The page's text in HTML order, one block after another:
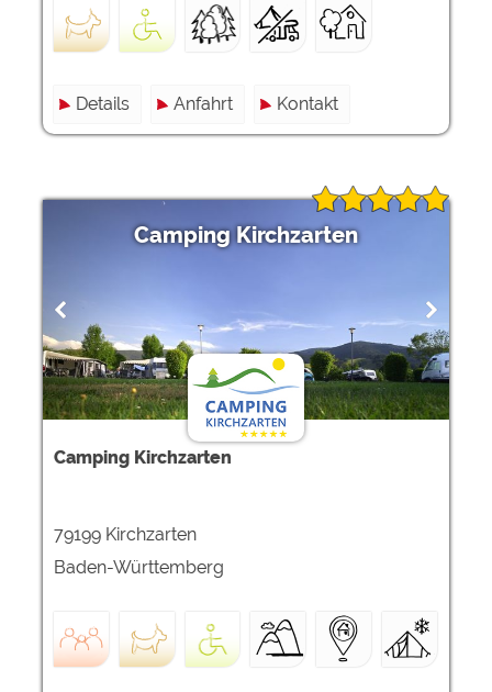
Details Anfahrt Kontakt
Camping Kirchzarten
Camping Kirchzarten
79199 Kirchzarten
Baden-Württemberg